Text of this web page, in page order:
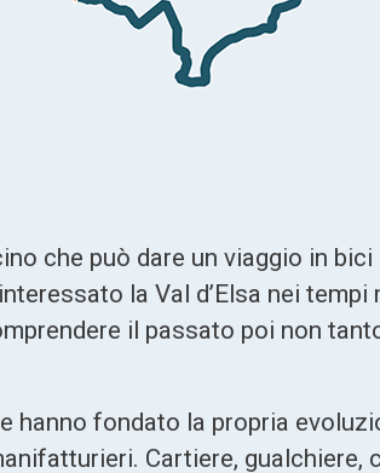
che può dare un viaggio in bici
la Val d’Elsa nei tempi
il passato poi non
fondato la propria
Cartiere, gualchiere,